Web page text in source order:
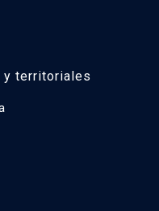
y territoriales